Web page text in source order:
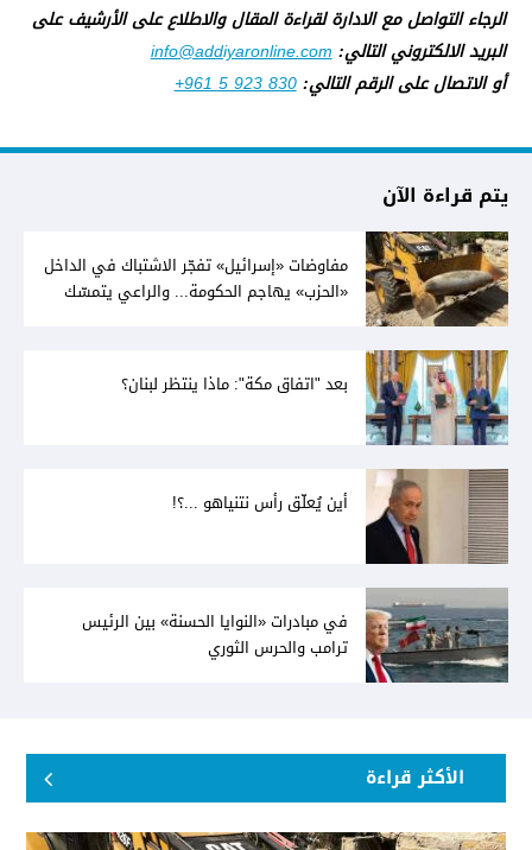
الرجاء التواصل مع الادارة لقراءة المقال والاطلاع على الأرشيف على
البريد الالكتروني التالي:info@addiyaronline.com
أو الاتصال على الرقم التالي:+961 5 923 830
يتم قراءة الآن
مفاوضات «إسرائيل» تفجّر الاشتباك في الداخل
«الحزب» يهاجم الحكومة... والراعي يتمسّك
بعد "اتفاق مكة": ماذا ينتظر لبنان؟
أين يُعلّق رأس نتنياهو ...؟!
في مبادرات «النوايا الحسنة» بين الرئيس
ترامب والحرس الثوري
الأكثر قراءة